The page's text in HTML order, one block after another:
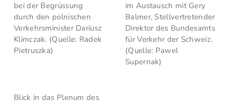
bei der Begrüssung
durch den polnischen
Verkehrsminister Dariusz
Klimczak. (Quelle: Radek
Pietruszka)
im Austausch mit Gery
Balmer, Stellvertretender
Direktor des Bundesamts
für Verkehr der Schweiz.
(Quelle: Pawel
Supernak)
Blick in das Plenum des